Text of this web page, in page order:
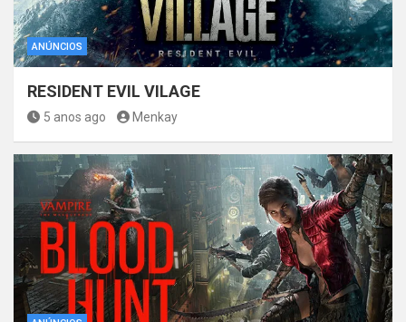
ANÚNCIOS
RESIDENT EVIL VILAGE
5 anos ago Menkay